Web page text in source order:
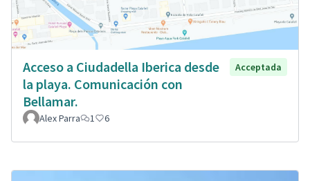
Acceso a Ciudadella Iberica desde
la playa. Comunicación con
Bellamar.
Acceptada
Alex Parra 1 6